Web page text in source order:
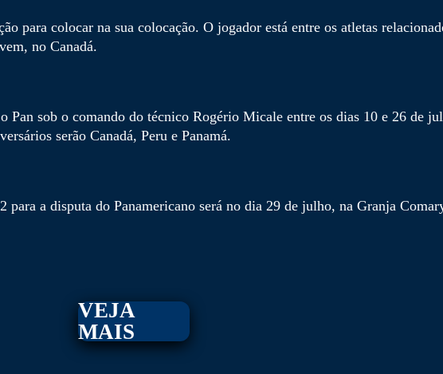
para colocar na sua colocação. O jogador está entre os atletas
no Canadá.
Pan sob o comando do técnico Rogério Micale entre os dias 10 e 26 de
serão Canadá, Peru e Panamá.
para a disputa do Panamericano será no dia 29 de julho, na Granja
VEJA
MAIS